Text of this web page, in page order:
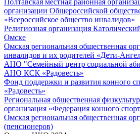
организации Общероссийской
«Всероссийское общество инвалидов»
Религиозная организация
Омске
Омская региональная общественная
инвалидов и их родителей «Дети-
АНО "Семейный центр социальной
АНО КСК «Радовесть»
Фонд поддержки и развития конного
«Радовесть»
Региональная общественная
организация «Федерация конного
Омская региональная общественная
(пенсионеров)